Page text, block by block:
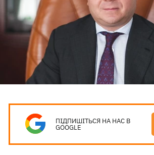
ПІДПИШІТЬСЯ НА НАС В
GOOGLE